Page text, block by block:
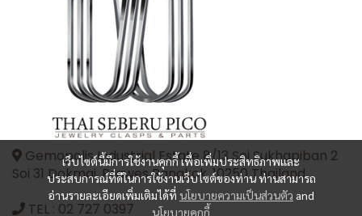
เว็บไซต์นี้มีการใช้งานคุกกี้ เพื่อเพิ่มประสิทธิภาพและ
ประสบการณ์ที่ดีในการใช้งานเว็บไซต์ของท่าน ท่านสามารถ
อ่านรายละเอียดเพิ่มเติมได้ที่ นโยบายความเป็นส่วนตัว and
นโยบายคุกกี้
Gemopolis Industrial Estate 8/13 Soi Sukhapiban 2
Soi 31 Dokmai, Prawes Bangkok, 10250 Thailand
TEL : 02 727 0397